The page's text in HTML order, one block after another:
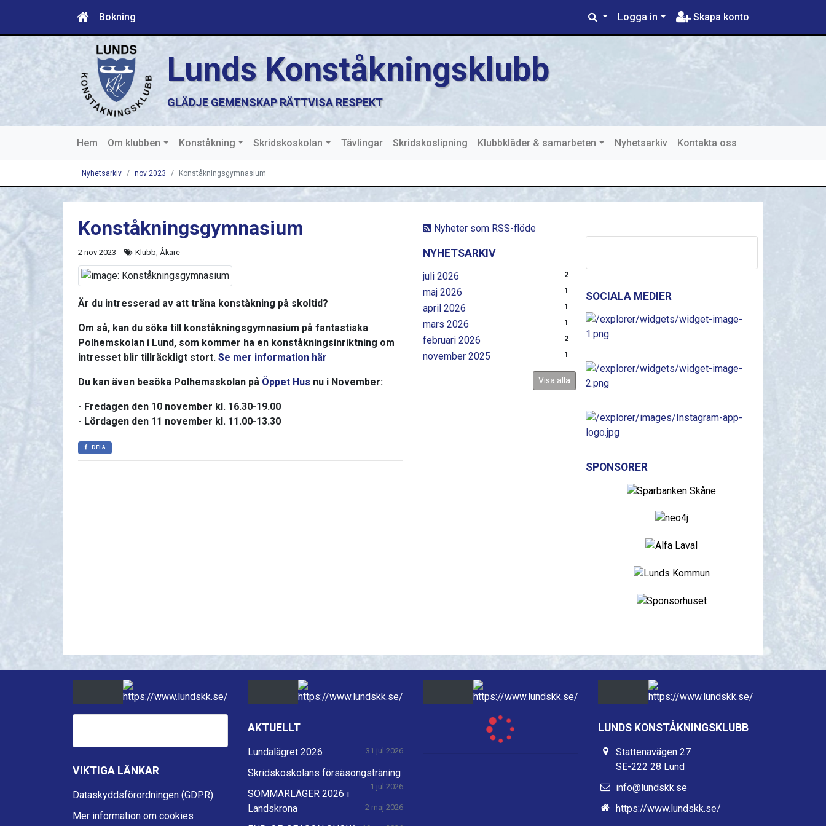
Bokning Logga in Skapa konto
Lunds Konståkningsklubb
GLÄDJE GEMENSKAP RÄTTVISA RESPEKT
Hem Om klubben Konståkning Skridskoskolan Tävlingar Skridskoslipning Klubbkläder & samarbeten Nyhetsarkiv Kontakta oss
Nyhetsarkiv nov 2023 Konståkningsgymnasium
Nyheter som RSS-flöde
NYHETSARKIV
juli 2026 2
maj 2026 1
april 2026 1
mars 2026 1
februari 2026 2
november 2025 1
Visa alla
Konståkningsgymnasium
2 nov 2023 Klubb, Åkare
Är du intresserad av att träna konståkning på skoltid?
Om så, kan du söka till konståkningsgymnasium på fantastiska
Polhemskolan i Lund, som kommer ha en konståkningsinriktning om
intresset blir tillräckligt stort. Se mer information här
Du kan även besöka Polhemsskolan på Öppet Hus nu i November:
- Fredagen den 10 november kl. 16.30-19.00
- Lördagen den 11 november kl. 11.00-13.30
DELA
SOCIALA MEDIER
SPONSORER
VIKTIGA LÄNKAR
Dataskyddsförordningen (GDPR)
Mer information om cookies
AKTUELLT
Lundalägret 2026 31 jul 2026
Skridskoskolans försäsongsträning
1 jul 2026
SOMMARLÄGER 2026 i
Landskrona
2 maj 2026
LUNDS KONSTÅKNINGSKLUBB
Stattenavägen 27
SE-222 28 Lund
info@lundskk.se
https://www.lundskk.se/